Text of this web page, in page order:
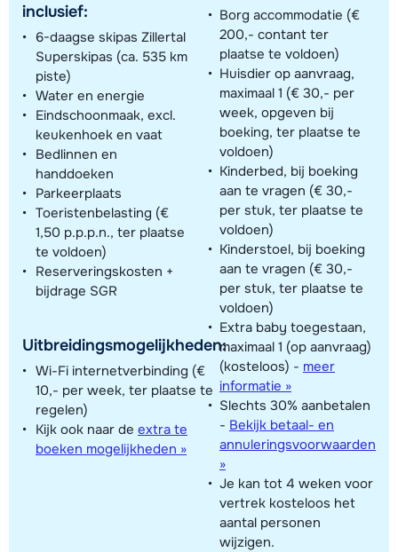
inclusief:
6-daagse skipas Zillertal
Superskipas (ca. 535 km
piste)
Water en energie
Eindschoonmaak, excl.
keukenhoek en vaat
Bedlinnen en
handdoeken
Parkeerplaats
Toeristenbelasting (€
1,50 p.p.p.n., ter plaatse
te voldoen)
Reserveringskosten +
bijdrage SGR
Uitbreidingsmogelijkheden:
Wi-Fi internetverbinding (€
10,- per week, ter plaatse te
regelen)
Kijk ook naar de extra te
boeken mogelijkheden »
Borg accommodatie (€
200,- contant ter
plaatse te voldoen)
Huisdier op aanvraag,
maximaal 1 (€ 30,- per
week, opgeven bij
boeking, ter plaatse te
voldoen)
Kinderbed, bij boeking
aan te vragen (€ 30,-
per stuk, ter plaatse te
voldoen)
Kinderstoel, bij boeking
aan te vragen (€ 30,-
per stuk, ter plaatse te
voldoen)
Extra baby toegestaan,
maximaal 1 (op aanvraag)
(kosteloos) - meer
informatie »
Slechts 30% aanbetalen
- Bekijk betaal- en
annuleringsvoorwaarden
»
Je kan tot 4 weken voor
vertrek kosteloos het
aantal personen
wijzigen.